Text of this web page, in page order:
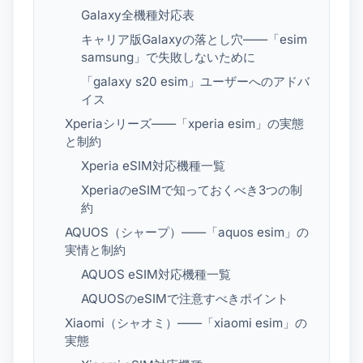
Galaxy全機種対応表
キャリア版Galaxyの落とし穴——「esim
samsung」で失敗しないために
「galaxy s20 esim」ユーザーへのアドバ
イス
Xperiaシリーズ——「xperia esim」の実態
と制約
Xperia eSIM対応機種一覧
XperiaのeSIMで知っておくべき3つの制
約
AQUOS（シャープ）——「aquos esim」の
実情と制約
AQUOS eSIM対応機種一覧
AQUOSのeSIMで注意すべきポイント
Xiaomi（シャオミ）——「xiaomi esim」の
実態